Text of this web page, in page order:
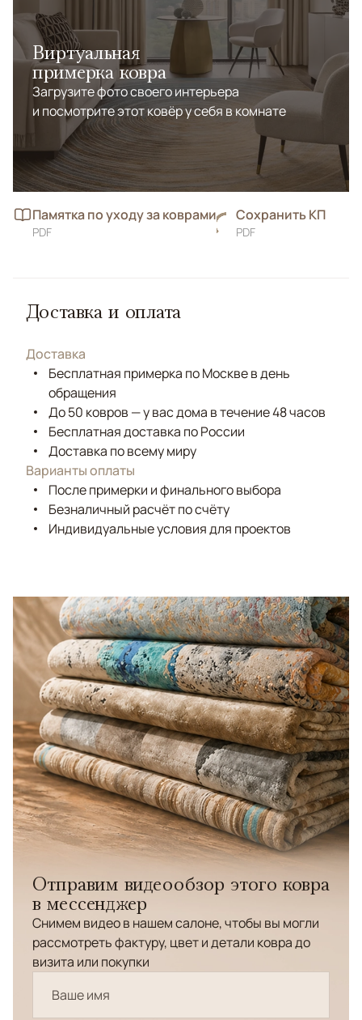
Виртуальная
примерка ковра
Загрузите фото своего интерьера
и посмотрите этот ковёр у себя в комнате
Памятка по уходу за коврами
PDF
Сохранить КП
PDF
Доставка и оплата
Доставка
Бесплатная примерка по Москве в день
обращения
До 50 ковров — у вас дома в течение 48 часов
Бесплатная доставка по России
Доставка по всему миру
Варианты оплаты
После примерки и финального выбора
Безналичный расчёт по счёту
Индивидуальные условия для проектов
Отправим видеообзор этого ковра
в мессенджер
Снимем видео в нашем салоне, чтобы вы могли
рассмотреть фактуру, цвет и детали ковра до
визита или покупки